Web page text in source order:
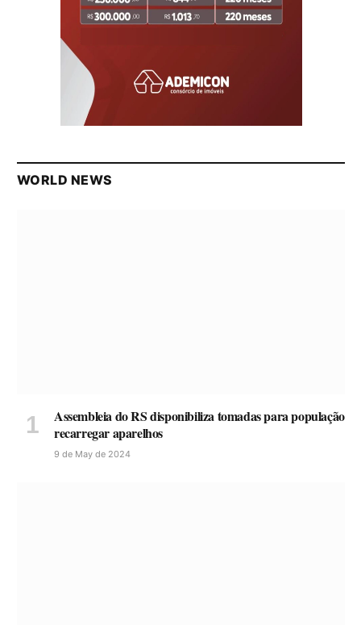
WORLD NEWS
Assembleia do RS disponibiliza tomadas para população
recarregar aparelhos
9 de May de 2024